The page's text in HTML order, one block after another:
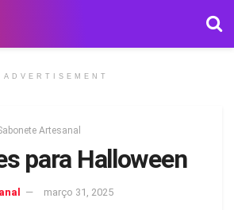
ADVERTISEMENT
Artesanal
para Halloween
março 31, 2025